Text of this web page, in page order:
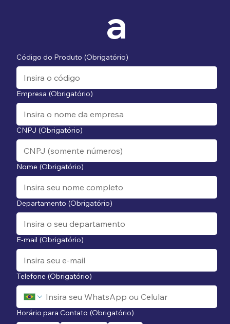
a
Código do Produto (Obrigatório)
Empresa (Obrigatório)
CNPJ (Obrigatório)
Nome (Obrigatório)
Departamento (Obrigatório)
E-mail (Obrigatório)
Telefone (Obrigatório)
Horário para Contato (Obrigatório)